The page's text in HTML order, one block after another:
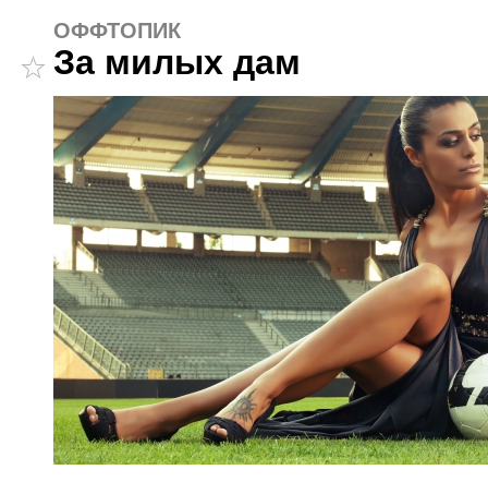
ОФФТОПИК
За милых дам